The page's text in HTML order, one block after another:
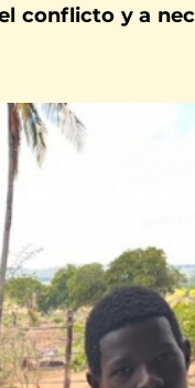
conflicto y a